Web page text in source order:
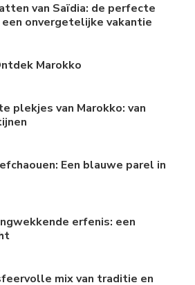
van Saïdia: de perfecte
onvergetelijke vakantie
Marokko
plekjes van Marokko: van
Een blauwe parel in
erfenis: een
mix van traditie en